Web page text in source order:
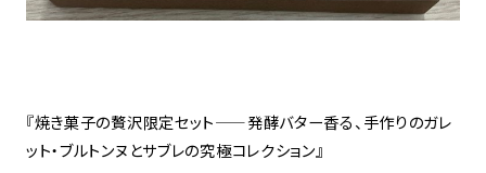
『焼き菓子の贅沢限定セット——発酵バター香る、手作りのガレ
ット・ブルトンヌとサブレの究極コレクション』